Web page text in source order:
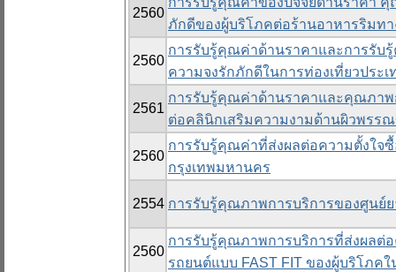
2560
ภักดีของผู้บริโภคต่อร้านอาหารริมทา
2560
การรับรู้คุณค่าด้านราคาและการรับ
ความจงรักภักดีในการท่องเที่ยวประ
2561
การรับรู้คุณค่าด้านราคาและคุณภาพ
ต่อคลินิกเสริมความงามด้านผิวพรร
2560
การรับรู้คุณค่าที่ส่งผลต่อความตั้งใจ
กรุงเทพมหานคร
2554 การรับรู้คุณภาพการบริการของศูนย์
2560
การรับรู้คุณภาพการบริการที่ส่งผลต่
รถยนต์แบบ FAST FIT ของผู้บริโภค